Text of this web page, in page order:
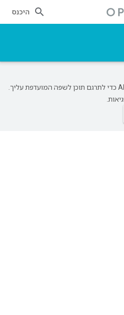
היכנס
‫Google משתמשת בטכנולוגיית AI כדי לתרגם תוכן לשפה המועדפת עליך.